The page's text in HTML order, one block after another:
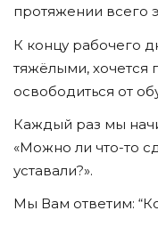
протяжении всего
К концу рабочего
тяжёлыми, хочется
освободиться от
Каждый раз мы
«Можно ли что-то
уставали?».
Мы Вам ответим: